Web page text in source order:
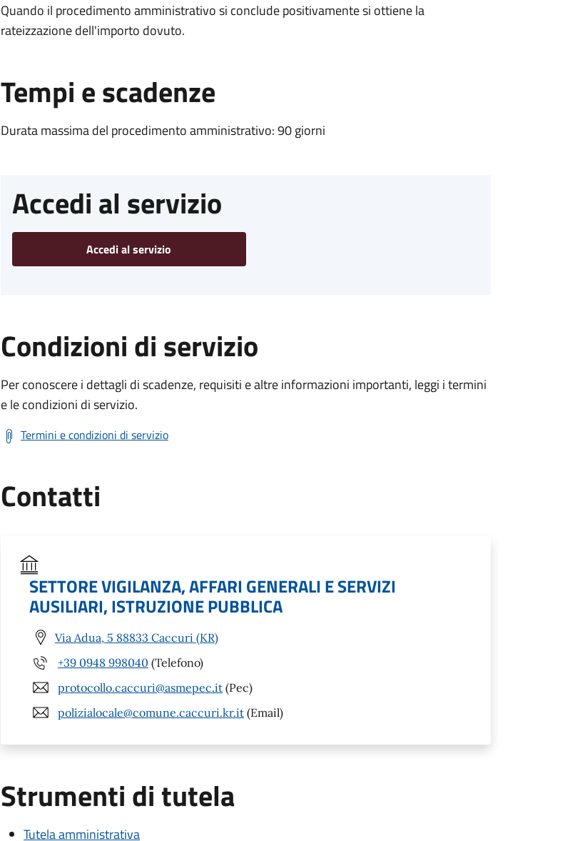
Quando il procedimento amministrativo si conclude positivamente si ottiene la
rateizzazione dell'importo dovuto.
Tempi e scadenze
Durata massima del procedimento amministrativo: 90 giorni
Accedi al servizio
Accedi al servizio
Condizioni di servizio
Per conoscere i dettagli di scadenze, requisiti e altre informazioni importanti, leggi i termini
e le condizioni di servizio.
Termini e condizioni di servizio
Contatti
SETTORE VIGILANZA, AFFARI GENERALI E SERVIZI
AUSILIARI, ISTRUZIONE PUBBLICA
Via Adua, 5 88833 Caccuri (KR)
+39 0948 998040 (Telefono)
protocollo.caccuri@asmepec.it (Pec)
polizialocale@comune.caccuri.kr.it (Email)
Strumenti di tutela
Tutela amministrativa